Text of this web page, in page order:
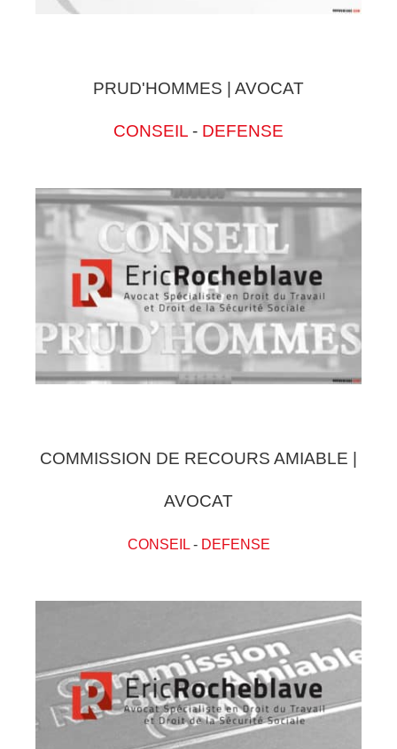
PRUD'HOMMES | AVOCAT
CONSEIL - DEFENSE
COMMISSION DE RECOURS AMIABLE |
AVOCAT
CONSEIL- DEFENSE